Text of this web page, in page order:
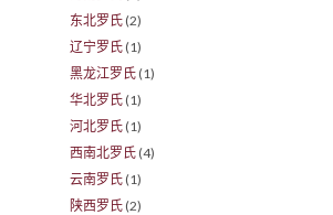
东北罗氏 (2)
辽宁罗氏 (1)
黑龙江罗氏 (1)
华北罗氏 (1)
河北罗氏 (1)
西南北罗氏 (4)
云南罗氏 (1)
陕西罗氏 (2)